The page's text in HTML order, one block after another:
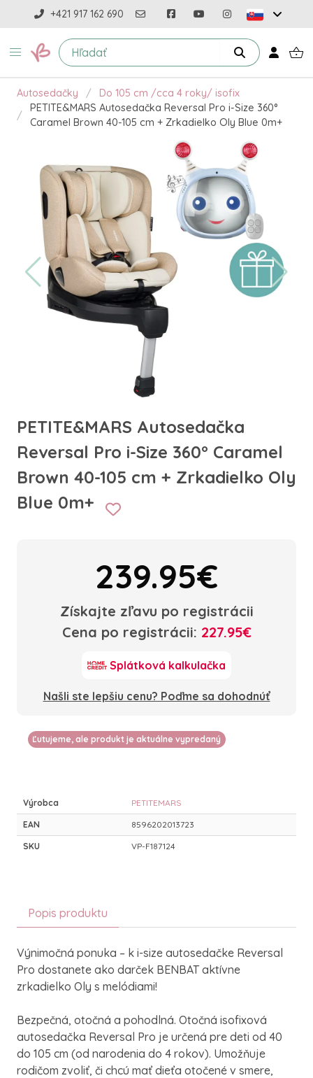
+421 917 162 690
Autosedačky
Do 105 cm /cca 4 roky/ isofix
PETITE&MARS Autosedačka Reversal Pro i-Size 360°
Caramel Brown 40-105 cm + Zrkadielko Oly Blue 0m+
PETITE&MARS Autosedačka
Reversal Pro i-Size 360° Caramel
Brown 40-105 cm + Zrkadielko Oly
Blue 0m+
239.95€
Získajte zľavu po registrácii
Cena po registrácii: 227.95€
Splátková kalkulačka
Našli ste lepšiu cenu? Poďme sa dohodnúť
Ľutujeme, ale produkt je aktuálne vypredaný
Výrobca PETITEMARS
EAN 8596202013723
SKU VP-F187124
Popis produktu
Výnimočná ponuka – k i-size autosedačke Reversal
Pro dostanete ako darček BENBAT aktívne
zrkadielko Oly s melódiami!
Bezpečná, otočná a pohodlná. Otočná isofixová
autosedačka Reversal Pro je určená pre deti od 40
do 105 cm (od narodenia do 4 rokov). Umožňuje
rodičom zvoliť, či chcú mať dieťa otočené v smere,